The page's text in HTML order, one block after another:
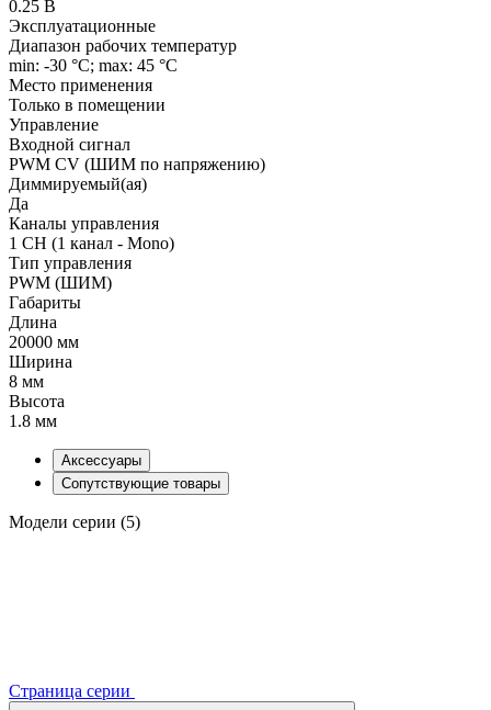
0.25 В
Эксплуатационные
Диапазон рабочих температур
min: -30 °C; max: 45 °C
Место применения
Только в помещении
Управление
Входной сигнал
PWM СV (ШИМ по напряжению)
Диммируемый(ая)
Да
Каналы управления
1 CH (1 канал - Mono)
Тип управления
PWM (ШИМ)
Габариты
Длина
20000 мм
Ширина
8 мм
Высота
1.8 мм
Аксессуары
Сопутствующие товары
Модели серии (5)
Страница серии